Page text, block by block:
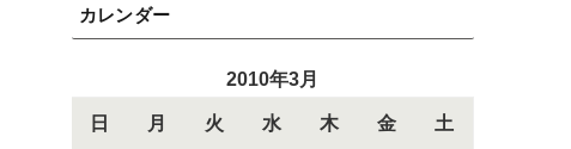
カレンダー
2010年3月
日 月 火 水 木 金 土